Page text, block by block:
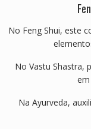
No Feng Shui, este
No Vastu Shastra,
Na Ayurveda,